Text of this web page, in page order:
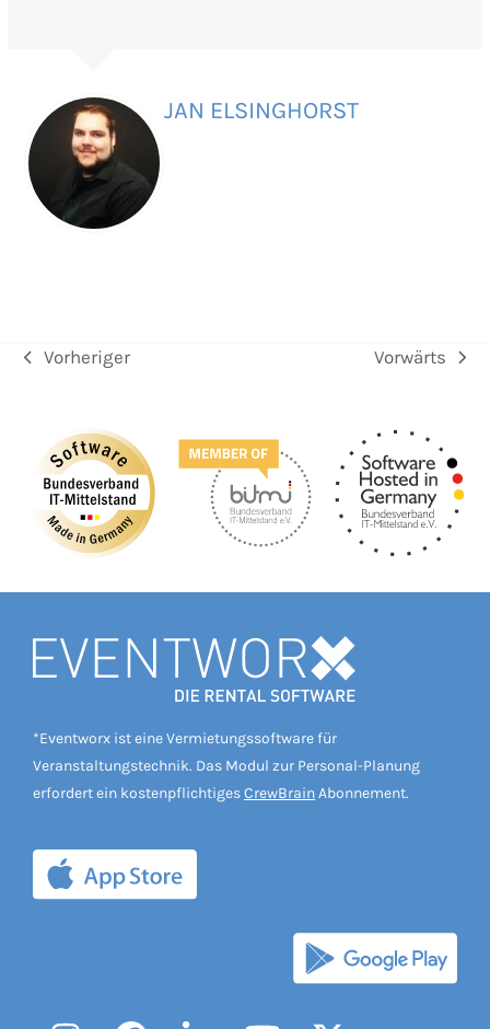
JAN ELSINGHORST
vorheriger
Vorheriger
Nächster
Vorwärts
*Eventworx ist eine Vermietungssoftware für
Veranstaltungstechnik. Das Modul zur Personal-Planung
erfordert ein kostenpflichtiges CrewBrain Abonnement.